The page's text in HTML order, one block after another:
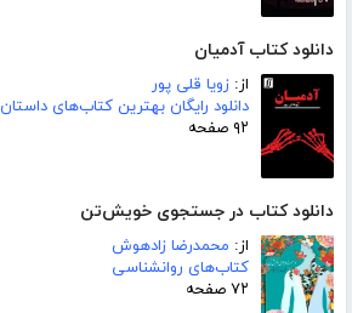
دانلود کتاب آدمیان
از: زویا قلی پور
دانلود رایگان بهترین کتاب‌های داستان
۹۲ صفحه
دانلود کتاب در جستجوی خویش‌تن
از: محمدرضا زادهوش
کتاب‌های روانشناسی
۷۲ صفحه